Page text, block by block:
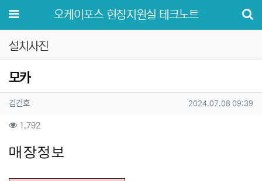
메뉴 오케이포스 현장지원실 테크노트
설치사진
모카
작성자 정보
김건호 작성일
2024.07.08 09:39
컨텐츠 정보
1,792
본문
매장정보